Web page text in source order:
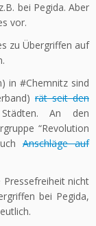
bei Pegida. Aber
vor.
zu Übergriffen auf
in #Chemnitz sind
rät seit den
An den
“Revolution
Anschläge auf
Pressefreiheit nicht
bei Pegida,